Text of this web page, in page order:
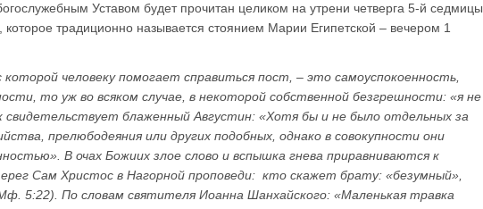
Уставом будет прочитан целиком на утрени четверга 5-й седмицы
которое традиционно называется стоянием Марии Египетской – вечером 1
которой человеку помогает справиться пост, – это самоуспокоенность,
то уж во всяком случае, в некоторой собственной безгрешности: «я не
свидетельствует блаженный Августин: «Хотя бы и не было отдельных за
прелюбодеяния или других подобных, однако в совокупности они
В очах Божиих злое слово и вспышка гнева приравниваются к
Сам Христос в Нагорной проповеди: кто скажет брату: «безумный»,
5:22). По словам святителя Иоанна Шанхайского: «Маленькая травка